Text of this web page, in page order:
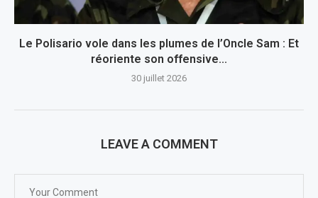
Le Polisario vole dans les plumes de l’Oncle Sam : Et
réoriente son offensive...
30 juillet 2026
LEAVE A COMMENT